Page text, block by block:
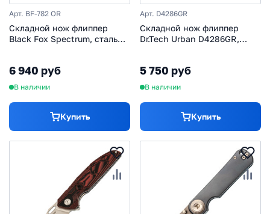
Арт. BF-782 OR
Складной нож флиппер
Black Fox Spectrum, сталь
6 940 руб
В наличии
Купить
Арт. D4286GR
Складной нож флиппер
Dr.Tech Urban D4286GR,
5 750 руб
В наличии
Купить